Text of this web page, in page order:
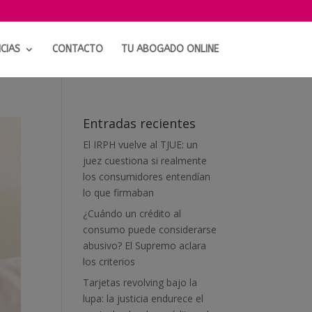
CONTACTO TU ABOGADO ONLINE
Entradas recientes
El IRPH vuelve al TJUE: un
juez cuestiona si realmente
los consumidores entendían
lo que firmaban
¿Cuándo un crédito al
consumo puede considerarse
abusivo? El Supremo aclara
los criterios
Tarjetas revolving bajo la
lupa: la justicia endurece el